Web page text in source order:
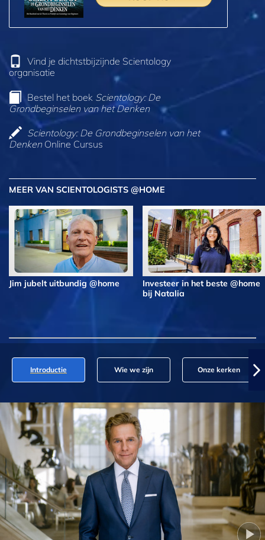
Vind je dichtstbijzijnde Scientology
organisatie
Bestel het boek Scientology: De
Grondbeginselen van het Denken
Scientology: De Grondbeginselen van het
DenkenOnline Cursus
MEER VAN SCIENTOLOGISTS @HOME
Jim jubelt uitbundig @home
Investeer in het beste @home
bij Natalia
Introductie Wie we zijn Onze kerken